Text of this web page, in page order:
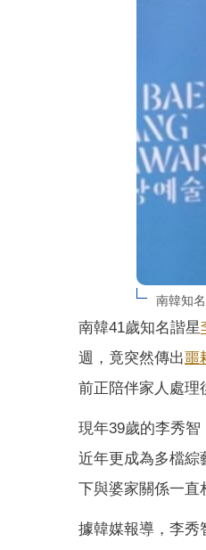
南韓知
南韓41歲知名諧星
週，竟突然傳出噩
前正陪伴家人處理
現年39歲的李秀智
近年更成為多檔綜
下與婆家關係一直
據韓媒報導，李秀